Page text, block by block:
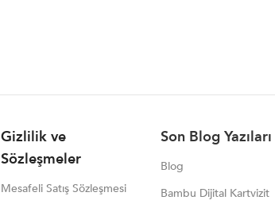
Gizlilik ve
Sözleşmeler
Mesafeli Satış Sözleşmesi
Son Blog Yazıları
Blog
Bambu Dijital Kartvizit